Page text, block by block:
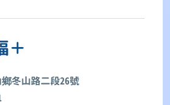
＋
冬山路二段26號